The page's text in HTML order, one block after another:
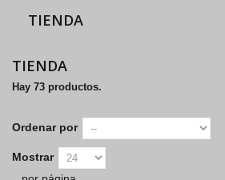
TIENDA
TIENDA
Hay 73 productos.
Ordenar por
Mostrar